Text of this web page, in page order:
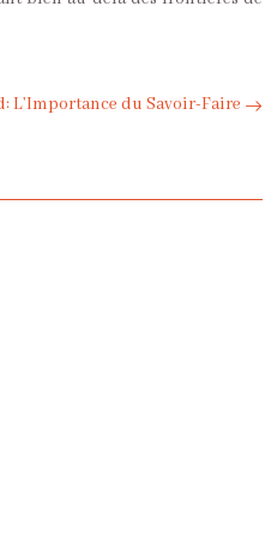
L’Importance du Savoir-Faire